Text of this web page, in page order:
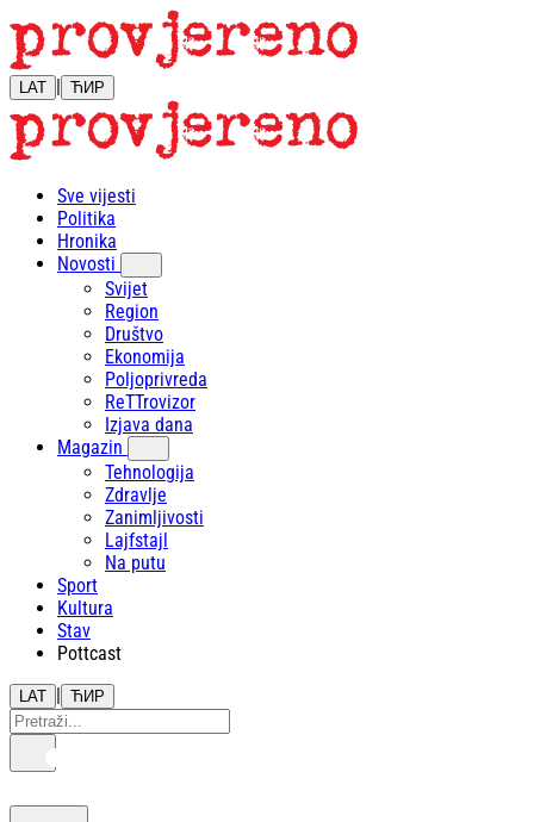
LAT | ЋИР
Sve vijesti
Politika
Hronika
Novosti
Svijet
Region
Društvo
Ekonomija
Poljoprivreda
ReTTrovizor
Izjava dana
Magazin
Tehnologija
Zdravlje
Zanimljivosti
Lajfstajl
Na putu
Sport
Kultura
Stav
Pottcast
LAT | ЋИР